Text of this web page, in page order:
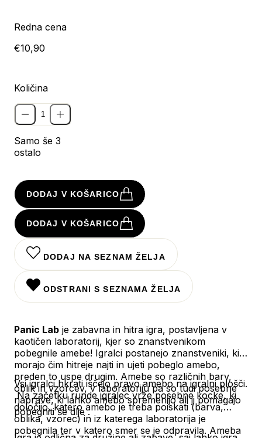
Redna cena
€10,90
Količina
Samo še 3
ostalo
DODAJ V KOŠARICO
DODAJ V KOŠARICO
DODAJ NA SEZNAM ŽELJA
ODSTRANI S SEZNAMA ŽELJA
Panic Lab je zabavna in hitra igra, postavljena v
kaotičen laboratorij, kjer so znanstvenikom
pobegnile amebe! Igralci postanejo znanstveniki, ki
morajo čim hitreje najti in ujeti pobeglo amebo,
preden to uspe drugim. Amebe so različnih barv,
oblik in vzorcev, v laboratoriju pa so tudi posebne
naprave, ki lahko amebo spremenijo ali ji pomagajo
pobegniti še dlje .
Vsi igralci hkrati iščejo pravo amebo na igralni plošči.
Na začetku runde igralec vrže posebne kocke, ki
določijo, katero amebo je treba poiskati (barva,
oblika, vzorec) in iz katerega laboratorija je
pobegnila ter v katero smer se je odpravila. Ameba